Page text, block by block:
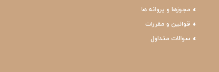
مجوزها و پروانه ها
قوانین و مقررات
سوالات متداول